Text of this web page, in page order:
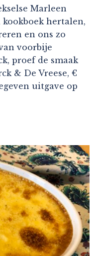
Marleen
hertalen,
en ons zo
voorbije
proef de smaak
& De Vreese, €
uitgave op